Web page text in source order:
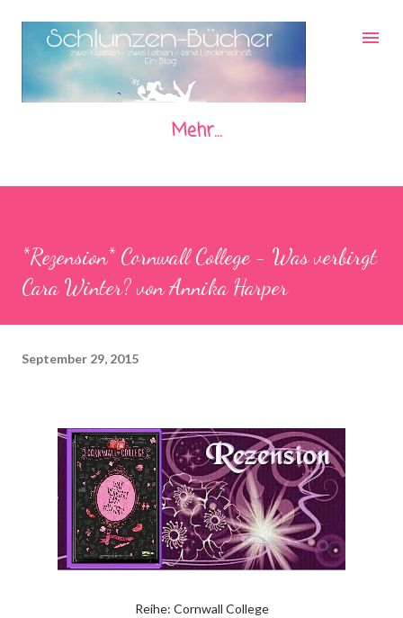
Direkt zum Hauptbereich
Mehr…
*Rezension* Cornwall College - Was verbirgt
Cara Winter? von Annika Harper
September 29, 2015
Reihe: Cornwall College